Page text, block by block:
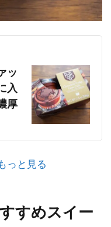
ッ
入
厚
っと見る
すめスイー